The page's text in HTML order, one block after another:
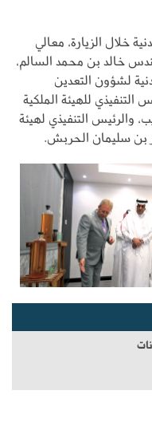
خلال الزيارة، معالي
خالد بن محمد السالم،
لشؤون التعدين
للهيئة الملكية
والرئيس التنفيذي لهيئة
بن سليمان الحربش.